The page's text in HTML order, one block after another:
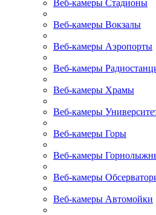
Веб-камеры Стадионы
Веб-камеры Вокзалы
Веб-камеры Аэропорты
Веб-камеры
Веб-камеры Храмы
Веб-камеры
Веб-камеры Горы
Веб-камеры
Веб-камеры
Веб-камеры Автомойки